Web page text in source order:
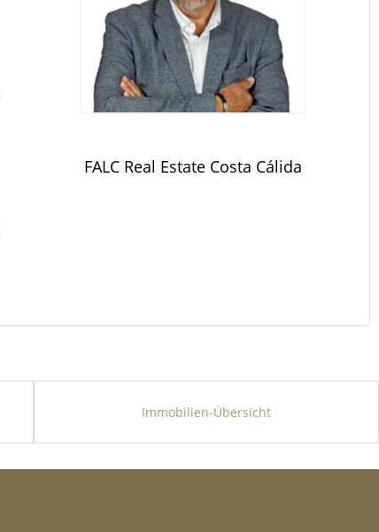
FALC Real Estate Costa Cálida
Immobilien-Übersicht